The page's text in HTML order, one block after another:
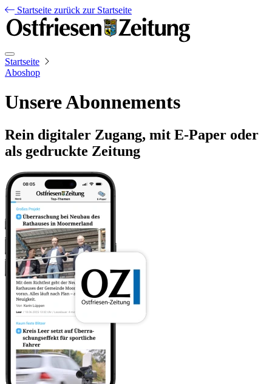
Startseite zurück zur Startseite
Startseite
Aboshop
Unsere Abonnements
Rein digitaler Zugang, mit E-Paper oder
als gedruckte Zeitung